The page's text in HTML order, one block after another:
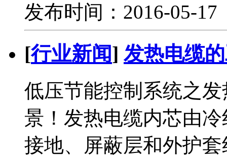
发布时间：2016-05-
[行业新闻]发热电缆
低压节能控制系统之
景！发热电缆内芯由
接地、屏蔽层和外护